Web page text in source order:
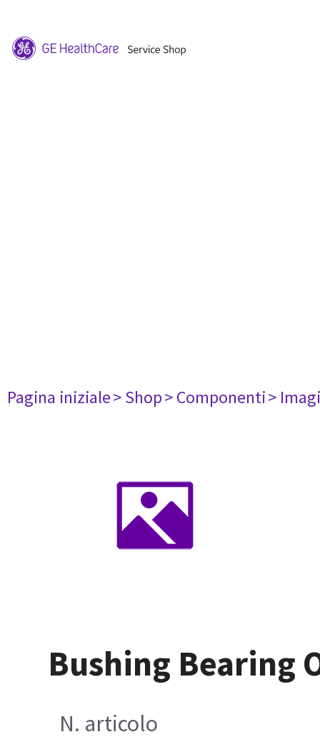
Pagina iniziale> Shop> Componenti>
Bushing Bearing
N. articolo